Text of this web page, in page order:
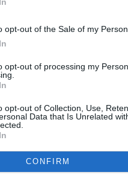
opt-out of the Sale of my
opt-out of processing my
opt-out of Collection, Use,
Data that Is Unrelated
CONFIRM
σε καλοκαιρινή
πρώτοι όλες τις
στοCulturenow.gr